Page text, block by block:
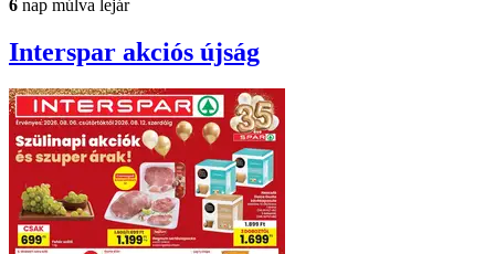
6 nap múlva lejár
Interspar akciós újság